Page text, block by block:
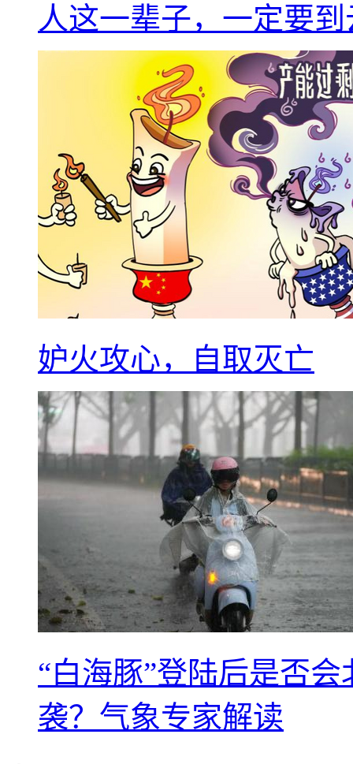
人这一辈子，一定要
妒火攻心，自取灭亡
“白海豚”登陆后是否
袭？气象专家解读